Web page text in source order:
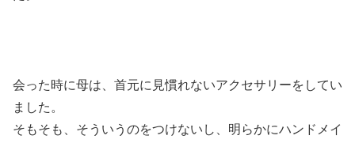
会った時に母は、首元に見慣れないアクセサリーをしてい
ました。
そもそも、そういうのをつけないし、明らかにハンドメイ